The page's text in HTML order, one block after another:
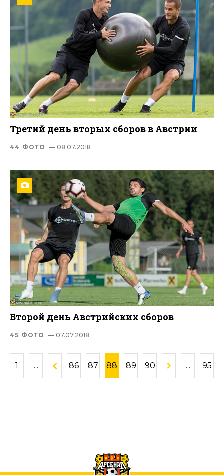
Третий день вторых сборов в Австрии
44 ФОТО — 08.07.2018
Второй день Австрийских сборов
45 ФОТО — 07.07.2018
1 ... 86 87 88 89 90 ... 95